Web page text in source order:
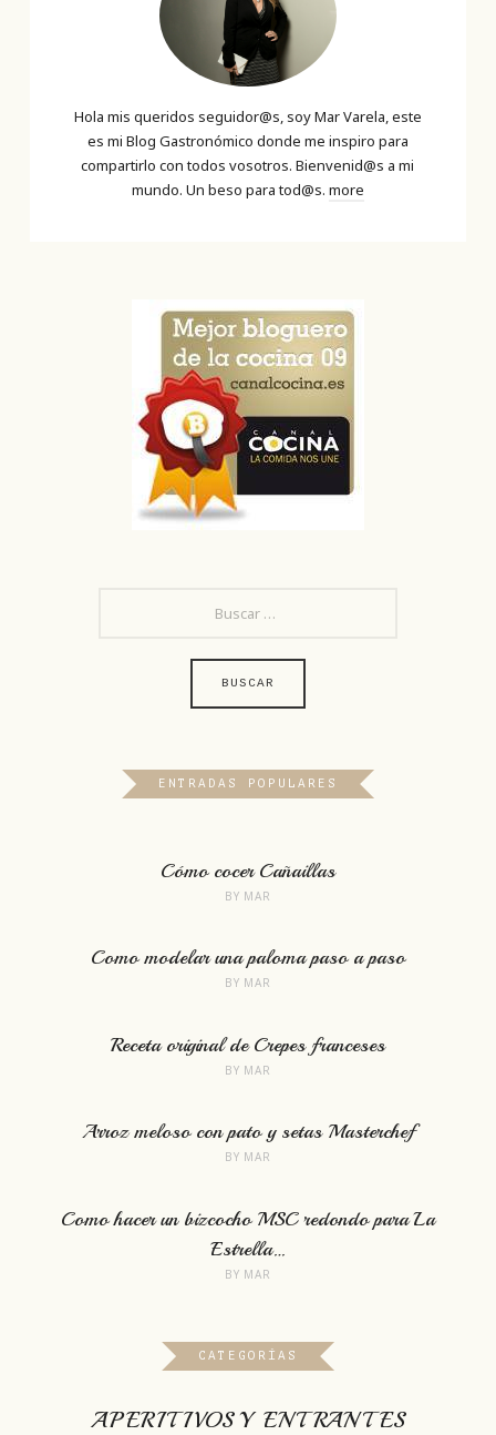
Hola mis queridos seguidor@s, soy Mar Varela, este
es mi Blog Gastronómico donde me inspiro para
compartirlo con todos vosotros. Bienvenid@s a mi
mundo. Un beso para tod@s. more
ENTRADAS POPULARES
Cómo cocer Cañaillas
BY MAR
Como modelar una paloma paso a paso
BY MAR
Receta original de Crepes franceses
BY MAR
Arroz meloso con pato y setas Masterchef
BY MAR
Como hacer un bizcocho MSC redondo para La
Estrella…
BY MAR
CATEGORÍAS
APERITIVOS Y ENTRANTES